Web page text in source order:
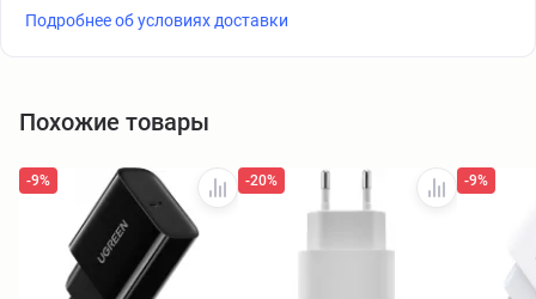
Подробнее об условиях доставки
Похожие товары
-9% -20% -9%